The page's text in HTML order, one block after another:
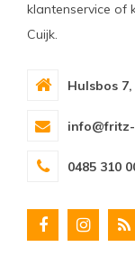
klantenservice of
Cuijk.
Hulsbos
0485 310